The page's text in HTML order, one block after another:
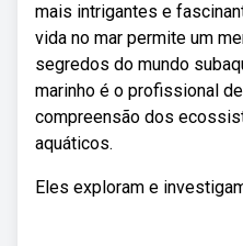
mais intrigantes e
vida no mar permite um
segredos do mundo
marinho é o profissional
compreensão dos
aquáticos.
Eles exploram e